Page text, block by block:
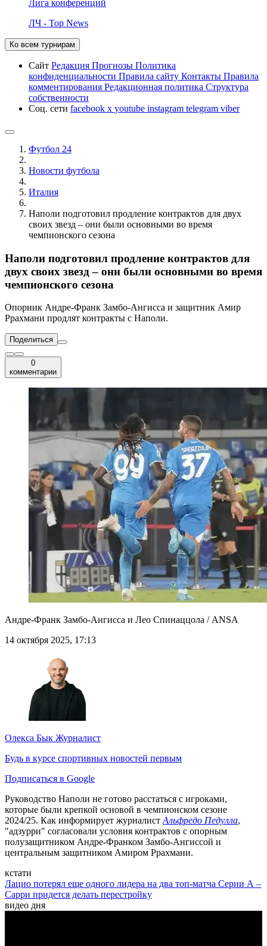
Лига конференций
ЛЧ - Top News
Ко всем турнирам
Сайт Редакция Прогнозы Политика
конфиденциальности Правила сайту Контакты Правила
комментирования Редакционная политика Структура
собственности
Соц. сети facebook x youtube instagram telegram viber
Футбол 24
Новости футбола
Италия
Наполи подготовил продление контрактов для двух
своих звезд – они были основными во время
чемпионского сезона
Наполи подготовил продление контрактов для
двух своих звезд – они были основными во время
чемпионского сезона
Опорник Андре-Франк Замбо-Ангисса и защитник Амир
Ррахмани продлят контракты с Наполи.
Поделиться
0
комментарии
Андре-Франк Замбо-Ангисса и Лео Спинаццола / ANSA
14 октября 2025, 17:13
Олекса Бык Журналист
Будь в курсе спортивных новостей первым
Подписаться в Google
Руководство Наполи не готово расстаться с игроками,
которые были крепкой основой в чемпионском сезоне
2024/25. Как информирует журналист Альфредо Педулла,
"адзурри" согласовали условия контрактов с опорным
полузащитником Андре-Франком Замбо-Ангиссой и
центральным защитником Амиром Ррахмани.
кстати
Лацио потерял еще одного лидера на два топ-матча Серии А –
Сарри придется делать перестройку
видео дня